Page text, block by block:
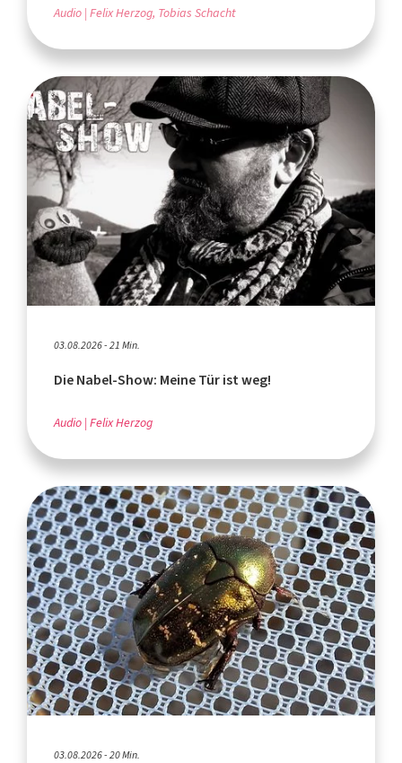
Audio Felix Herzog, Tobias Schacht
03.08.2026 - 21 Min.
Die Nabel-Show: Meine Tür ist weg!
Audio Felix Herzog
03.08.2026 - 20 Min.